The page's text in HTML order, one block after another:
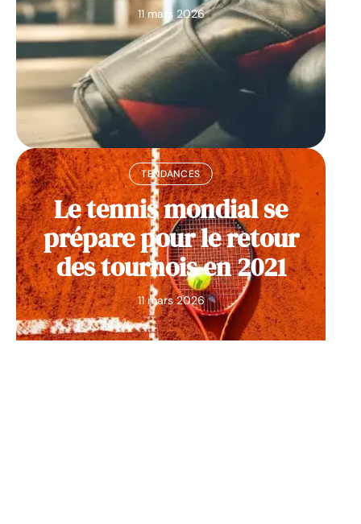
11 mars 2026
TENDANCES
Le tennis mondial se
prépare pour le retour
des tournois en 2021
11 mars 2026